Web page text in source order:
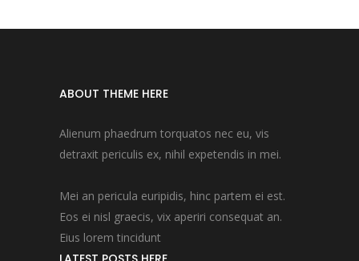
ABOUT THEME HERE
Alienum phaedrum torquatos nec eu, vis
detraxit periculis ex, nihil expetendis in mei.
Mei an pericula euripidis, hinc partem ei est.
Eos ei nisl graecis, vix aperiri consequat an.
Eius lorem tincidunt